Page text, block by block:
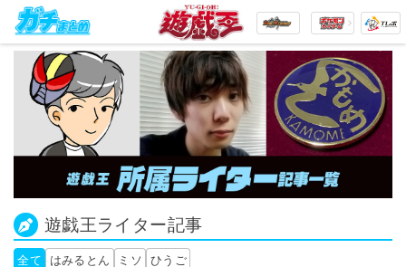
遊戯王ライター記事
全て はみるとん ミソ ひうご